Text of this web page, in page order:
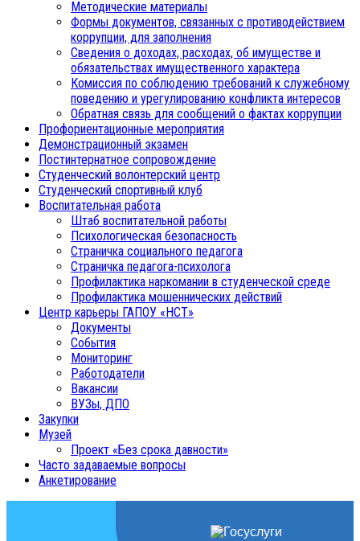
Методические материалы
Формы документов, связанных с противодействием
коррупции, для заполнения
Сведения о доходах, расходах, об имуществе и
обязательствах имущественного характера
Комиссия по соблюдению требований к служебному
поведению и урегулированию конфликта интересов
Обратная связь для сообщений о фактах коррупции
Профориентационные мероприятия
Демонстрационный экзамен
Постинтернатное сопровождение
Студенческий волонтерский центр
Студенческий спортивный клуб
Воспитательная работа
Штаб воспитательной работы
Психологическая безопасность
Страничка социального педагога
Страничка педагога-психолога
Профилактика наркомании в студенческой среде
Профилактика мошеннических действий
Центр карьеры ГАПОУ «НСТ»
Документы
События
Мониторинг
Работодатели
Вакансии
ВУЗы, ДПО
Закупки
Музей
Проект «Без срока давности»
Часто задаваемые вопросы
Анкетирование